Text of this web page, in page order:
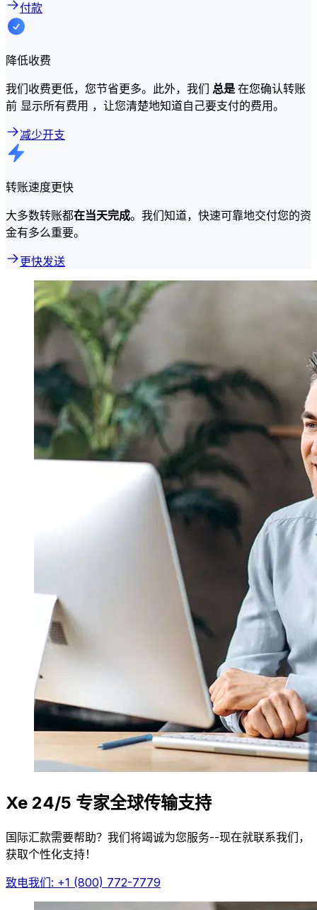
付款
降低收费
我们收费更低，您节省更多。此外，我们 总是在您确认转账
前 显示所有费用 ，让您清楚地知道自己要支付的费用。
减少开支
转账速度更快
大多数转账都在当天完成。我们知道，快速可靠地交付您的资
金有多么重要。
更快发送
Xe 24/5 专家全球传输支持
国际汇款需要帮助？我们将竭诚为您服务--现在就联系我们，
获取个性化支持！
致电我们: +1 (800) 772-7779